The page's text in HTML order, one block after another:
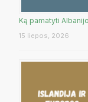
Ką pamatyti
15 liepos, 2026